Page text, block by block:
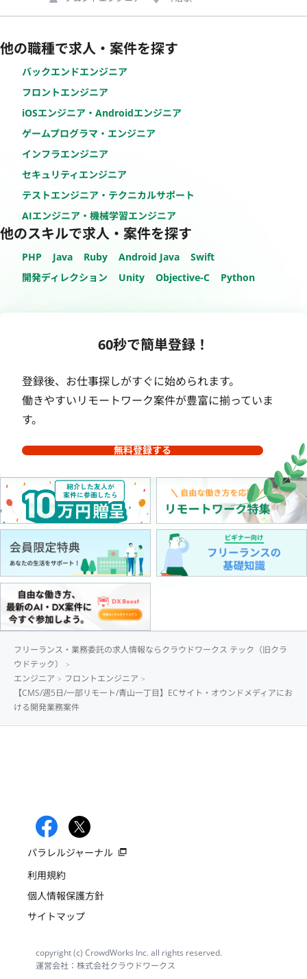
他の職種で求人・案件を探す
バックエンドエンジニア
フロントエンジニア
iOSエンジニア・Androidエンジニア
ゲームプログラマ・エンジニア
インフラエンジニア
セキュリティエンジニア
テストエンジニア・テクニカルサポート
AIエンジニア・機械学習エンジニア
他のスキルで求人・案件を探す
PHP Java Ruby Android Java
Swift
開発ディレクション
Unity Objective-C Python
60秒で簡単登録！
登録後、お仕事探しがすぐに始められます。
働きやすいリモートワーク案件が豊富に揃っていま
す。
無料登録する
フリーランス・業務委託の求人情報ならクラウドワークス テック（旧クラ
ウドテック）
エンジニア
フロントエンジニア
【CMS/週5日/一部リモート/青山一丁目】ECサイト・オウンドメディアにお
ける開発業務案件
パラレルジャーナル
利用規約
個人情報保護方針
サイトマップ
copyright (c) CrowdWorks Inc. all rights reserved.
運営会社：株式会社クラウドワークス